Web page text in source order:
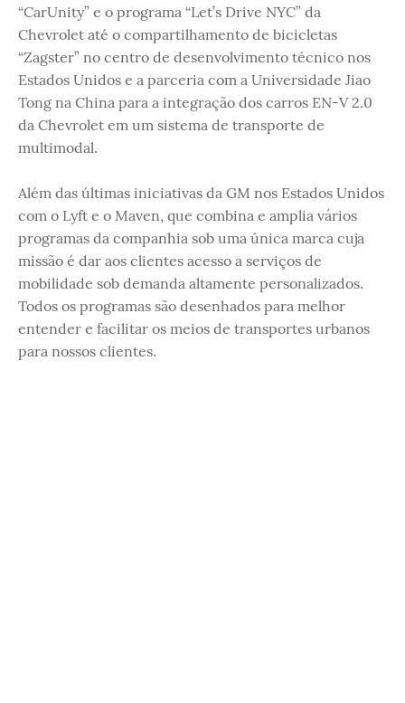
“CarUnity” e o programa “Let’s Drive NYC” da
Chevrolet até o compartilhamento de bicicletas
“Zagster” no centro de desenvolvimento técnico nos
Estados Unidos e a parceria com a Universidade Jiao
Tong na China para a integração dos carros EN-V 2.0
da Chevrolet em um sistema de transporte de
multimodal.
Além das últimas iniciativas da GM nos Estados Unidos
com o Lyft e o Maven, que combina e amplia vários
programas da companhia sob uma única marca cuja
missão é dar aos clientes acesso a serviços de
mobilidade sob demanda altamente personalizados.
Todos os programas são desenhados para melhor
entender e facilitar os meios de transportes urbanos
para nossos clientes.